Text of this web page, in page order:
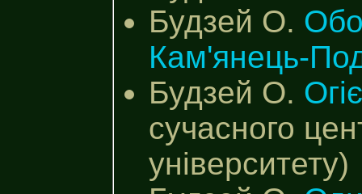
Будзей О.
Кам'янець-
Будзей О.
сучасного
університету)